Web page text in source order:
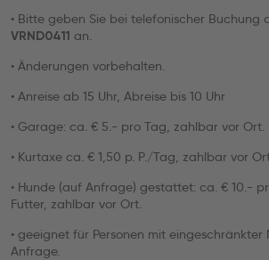
• Bitte geben Sie bei telefonischer Buchung
VRND0411 an.
• Änderungen vorbehalten.
• Anreise ab 15 Uhr, Abreise bis 10 Uhr
• Garage: ca. € 5.- pro Tag, zahlbar vor Ort.
• Kurtaxe ca. € 1,50 p. P./Tag, zahlbar vor
• Hunde (auf Anfrage) gestattet: ca. € 10.-
Futter, zahlbar vor Ort.
• geeignet für Personen mit
Anfrage.